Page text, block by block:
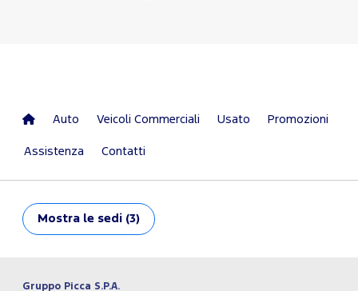
Auto Veicoli Commerciali Usato Promozioni
Assistenza Contatti
Mostra le sedi (3)
Gruppo Picca S.P.A.